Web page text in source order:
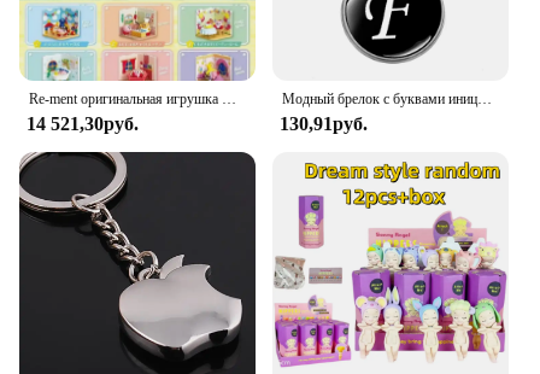
Re-ment оригинальная игрушка CANDY Kirby Kawaii, милая глухая коробка, украшение для комнаты, аниме-фигурка, Коллекционная модель, подарок на день рождения, Рождество
14 521,30руб.
Модный брелок с буквами инициала пары Ретро из нержавеющей стали алфавит от A до Z круглый кулон с кольцом для ключей для женщин и девушек кошелек
130,91руб.